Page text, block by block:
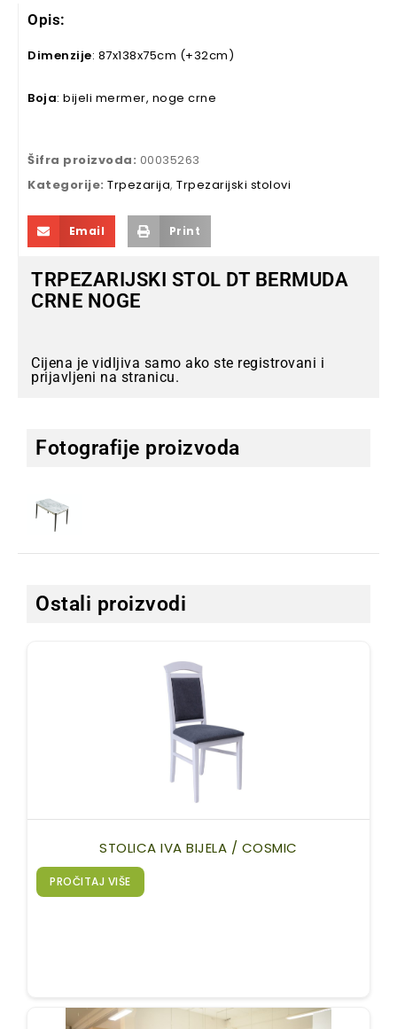
Opis:
Dimenzije: 87x138x75cm (+32cm)
Boja: bijeli mermer, noge crne
Šifra proizvoda: 00035263
Kategorije: Trpezarija, Trpezarijski stolovi
Email Print
TRPEZARIJSKI STOL DT BERMUDA
CRNE NOGE
Cijena je vidljiva samo ako ste registrovani i
prijavljeni na stranicu.
Fotografije proizvoda
Ostali proizvodi
STOLICA IVA BIJELA / COSMIC
PROČITAJ VIŠE